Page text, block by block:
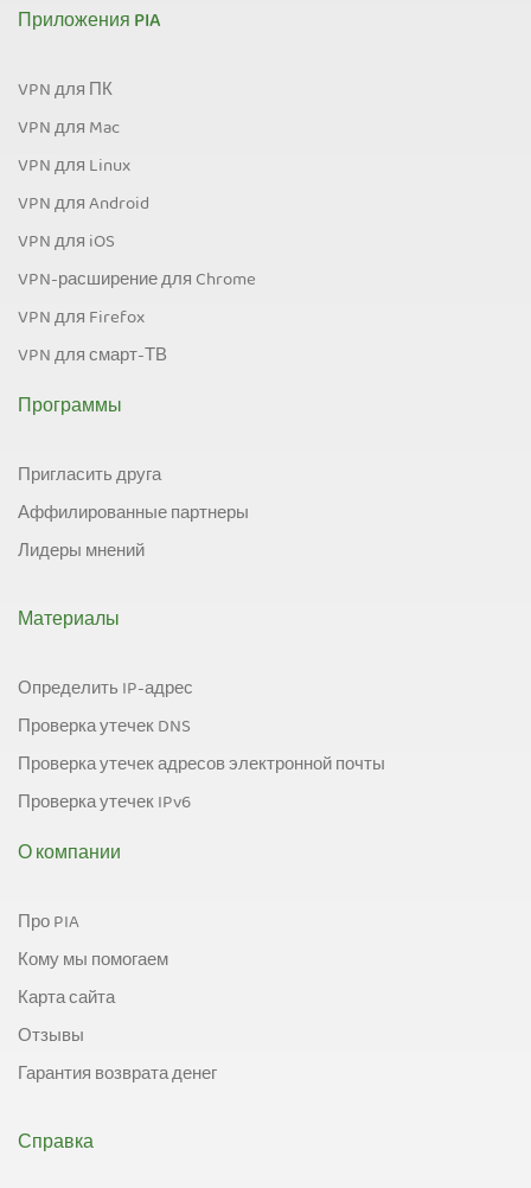
Приложения PIA
VPN для ПК
VPN для Mac
VPN для Linux
VPN для Android
VPN для iOS
VPN-расширение для Chrome
VPN для Firefox
VPN для смарт-ТВ
Программы
Пригласить друга
Аффилированные партнеры
Лидеры мнений
Материалы
Определить IP-адрес
Проверка утечек DNS
Проверка утечек адресов электронной почты
Проверка утечек IPv6
О компании
Про PIA
Кому мы помогаем
Карта сайта
Отзывы
Гарантия возврата денег
Справка